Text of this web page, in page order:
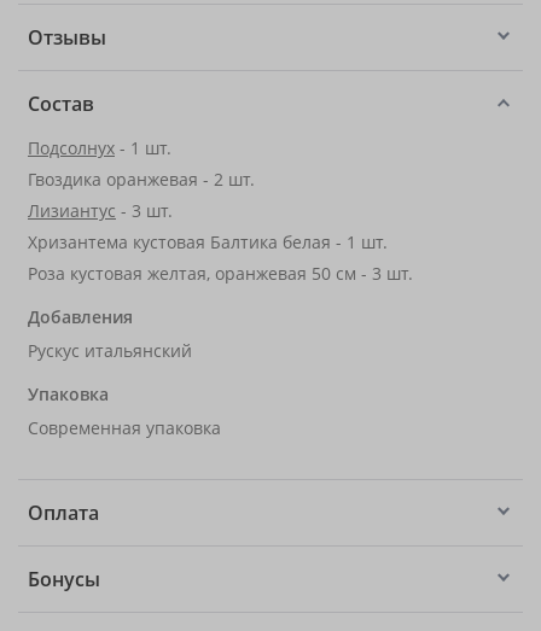
Отзывы
Состав
Подсолнух - 1 шт.
Гвоздика оранжевая - 2 шт.
Лизиантус - 3 шт.
Хризантема кустовая Балтика белая - 1 шт.
Роза кустовая желтая, оранжевая 50 см - 3 шт.
Добавления
Рускус итальянский
Упаковка
Современная упаковка
Оплата
Бонусы